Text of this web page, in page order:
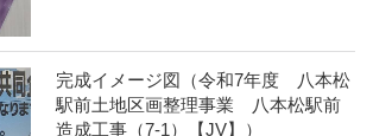
完成イメージ図（令和7年度 八本松
駅前土地区画整理事業 八本松駅前
造成工事（7-1）【JV】）